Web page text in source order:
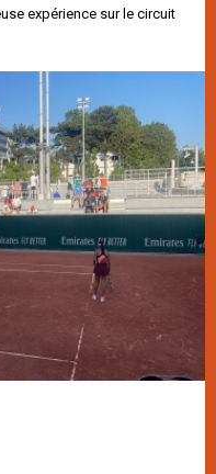
expérience sur le circuit